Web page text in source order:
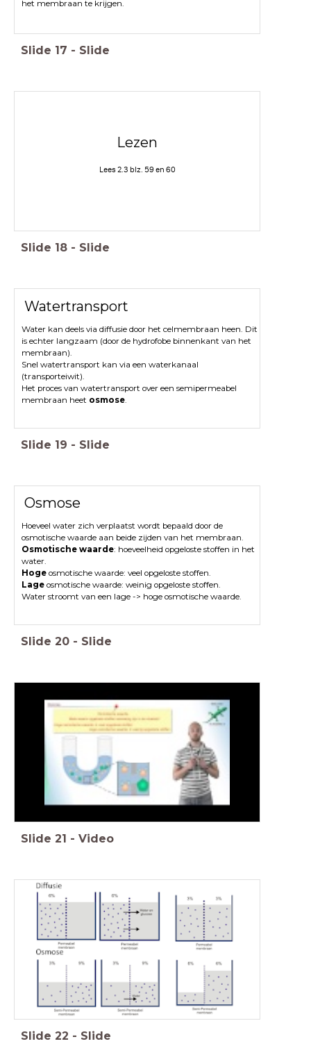
het membraan te krijgen.
Slide 17 - Slide
Lezen
Lees 2.3 blz. 59 en 60
Slide 18 - Slide
Watertransport
Water kan deels via diffusie door het celmembraan heen. Dit
is echter langzaam (door de hydrofobe binnenkant van het
membraan).
Snel watertransport kan via een waterkanaal
(transporteiwit).
Het proces van watertransport over een semipermeabel
membraan heet osmose
Slide 19 - Slide
Osmose
Hoeveel water zich verplaatst wordt bepaald door de
osmotische waarde aan beide zijden van het membraan.
Osmotische waarde: hoeveelheid opgeloste stoffen in het
water.
Hoge osmotische waarde: veel opgeloste stoffen.
Lage osmotische waarde: weinig opgeloste stoffen.
Water stroomt van een lage -> hoge osmotische waarde.
Slide 20 - Slide
Slide 21 - Video
Slide 22 - Slide